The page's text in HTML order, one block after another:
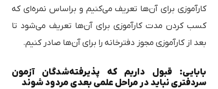
کارآموزی برای آن‌ها تعریف می‌کنیم و براساس نمره‌ای که
کسب کردن مدت کارآموزی برای آن‌ها تعریف می‌شود تا
بعد از کارآموزی مجوز دفترخانه را برای آن‌ها صادر کنیم.
بابایی: قبول داریم که پذیرفته‌شدگان آزمون
سردفتری نباید در مراحل علمی بعدی مردود شوند